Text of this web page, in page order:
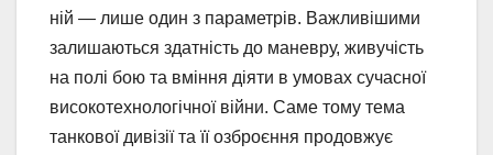
ній — лише один з параметрів. Важливішими
залишаються здатність до маневру, живучість
на полі бою та вміння діяти в умовах сучасної
високотехнологічної війни. Саме тому тема
танкової дивізії та її озброєння продовжує